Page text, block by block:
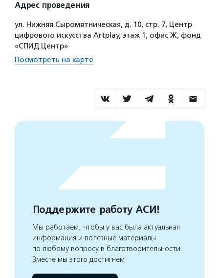
Адрес проведения
ул. Нижняя Сыромятническая, д. 10, стр. 7, Центр
цифрового искусства Artplay, этаж 1, офис Ж, фонд
«СПИД.Центр»
Посмотреть на карте
Поддержите работу АСИ!
Мы работаем, чтобы у вас была актуальная
информация и полезные материалы
по любому вопросу в благотворительности.
Вместе мы этого достигнем